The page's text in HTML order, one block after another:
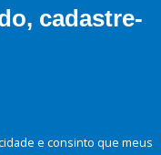
cadastre-
e consinto que meus